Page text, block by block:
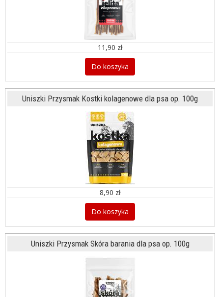
11,90 zł
Do koszyka
Uniszki Przysmak Kostki kolagenowe dla psa op. 100g
8,90 zł
Do koszyka
Uniszki Przysmak Skóra barania dla psa op. 100g